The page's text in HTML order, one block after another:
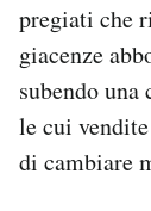
pregiati che
giacenze
subendo
le cui
di cambiare